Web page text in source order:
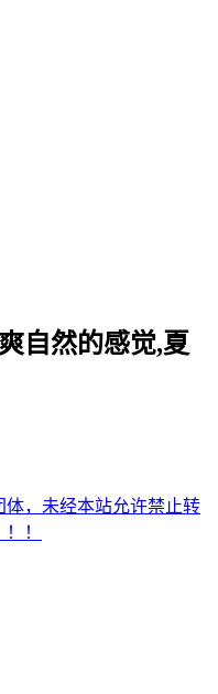
自然的感觉,夏
，未经本站允许禁止转
！